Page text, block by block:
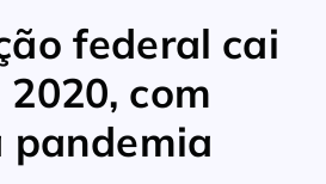
federal cai
com
pandemia